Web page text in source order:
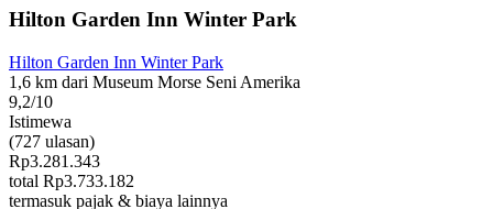
Hilton Garden Inn Winter Park
Hilton Garden Inn Winter Park
1,6 km dari Museum Morse Seni Amerika
9,2/10
Istimewa
(727 ulasan)
Rp3.281.343
total Rp3.733.182
termasuk pajak & biaya lainnya